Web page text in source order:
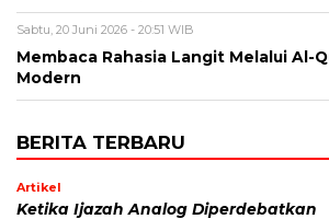
Sabtu, 20 Juni 2026 - 20:51 WIB
Membaca Rahasia Langit Melalui Al-
Modern
BERITA TERBARU
Artikel
Ketika Ijazah Analog Diperdebatkan